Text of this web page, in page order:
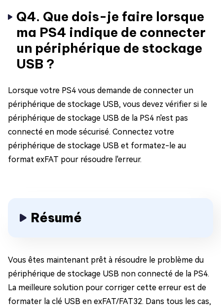
Q4. Que dois-je faire lorsque
ma PS4 indique de connecter
un périphérique de stockage
USB ?
Lorsque votre PS4 vous demande de connecter un
périphérique de stockage USB, vous devez vérifier si le
périphérique de stockage USB de la PS4 n'est pas
connecté en mode sécurisé. Connectez votre
périphérique de stockage USB et formatez-le au
format exFAT pour résoudre l'erreur.
Résumé
Vous êtes maintenant prêt à résoudre le problème du
périphérique de stockage USB non connecté de la PS4.
La meilleure solution pour corriger cette erreur est de
formater la clé USB en exFAT/FAT32. Dans tous les cas,